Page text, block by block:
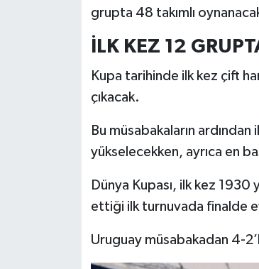
grupta 48 takımlı
İLK KEZ 12
Kupa tarihinde ilk kez çift
çıkacak.
Bu müsabakaların
yükselecekken, ayrıca en
Dünya Kupası, ilk kez 1930
ettiği ilk turnuvada finalde
Uruguay müsabakadan 4-